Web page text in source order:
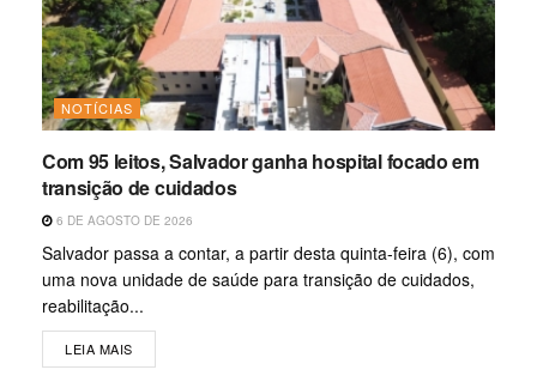
NOTÍCIAS
Com 95 leitos, Salvador ganha hospital focado em
transição de cuidados
6 DE AGOSTO DE 2026
Salvador passa a contar, a partir desta quinta-feira (6), com
uma nova unidade de saúde para transição de cuidados,
reabilitação...
LEIA MAIS